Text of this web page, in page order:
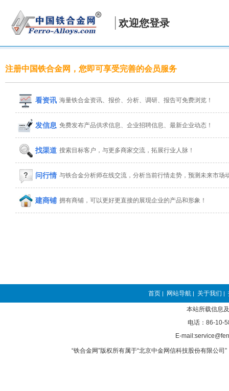
欢迎您登录
注册中国铁合金网，您即可享受完善的会员服务
看资讯 海量铁合金资讯、报价、分析、调研、报告可免费浏览！
发信息 免费发布产品供求信息、企业招聘信息、最新企业动态！
找渠道 搜索目标客户，与更多商家交流，拓展行业人脉！
问行情 与铁合金分析师在线交流，分析当前行情走势，预测未来市场
建商铺 拥有商铺，可以更好更直接的展现企业的产品和形象！
首页 | 网站导航 | 关于我们 |
本站所载信息
电话：86-10-
E-
“铁合金网”版权所有属于“北京中金网信科技股份有限公司